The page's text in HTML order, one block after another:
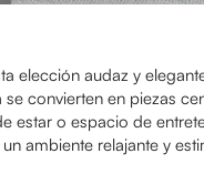
elección audaz y
convierten en piezas
estar o espacio de
ambiente relajante y